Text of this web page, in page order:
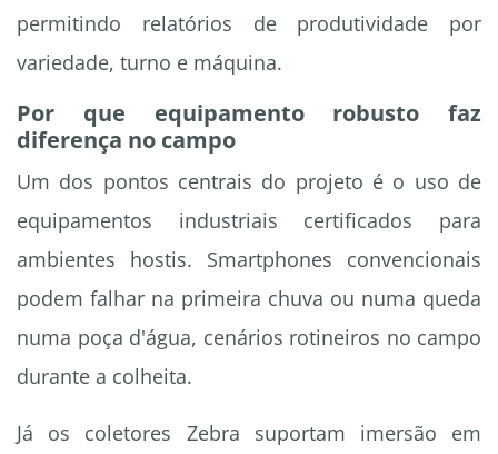
permitindo relatórios de produtividade por
variedade, turno e máquina.
Por que equipamento robusto faz
diferença no campo
Um dos pontos centrais do projeto é o uso de
equipamentos industriais certificados para
ambientes hostis. Smartphones convencionais
podem falhar na primeira chuva ou numa queda
numa poça d'água, cenários rotineiros no campo
durante a colheita.
Já os coletores Zebra suportam imersão em